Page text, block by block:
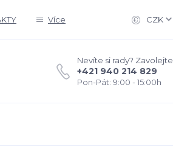
Více CZK
Nevíte si rady? Zavolejte.
+421 940 214 829
Pon-Pát: 9:00 - 15:00h